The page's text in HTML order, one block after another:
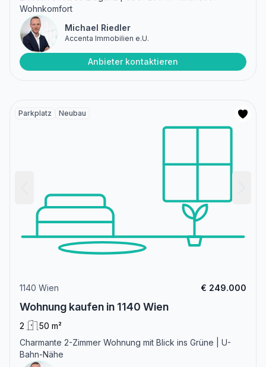
Wohnkomfort
Michael Riedler
Accenta Immobilien e.U.
Anbieter kontaktieren
Parkplatz Neubau
1140 Wien € 249.000
Wohnung kaufen in 1140 Wien
2
50 m²
Charmante 2-Zimmer Wohnung mit Blick ins Grüne | U-
Bahn-Nähe